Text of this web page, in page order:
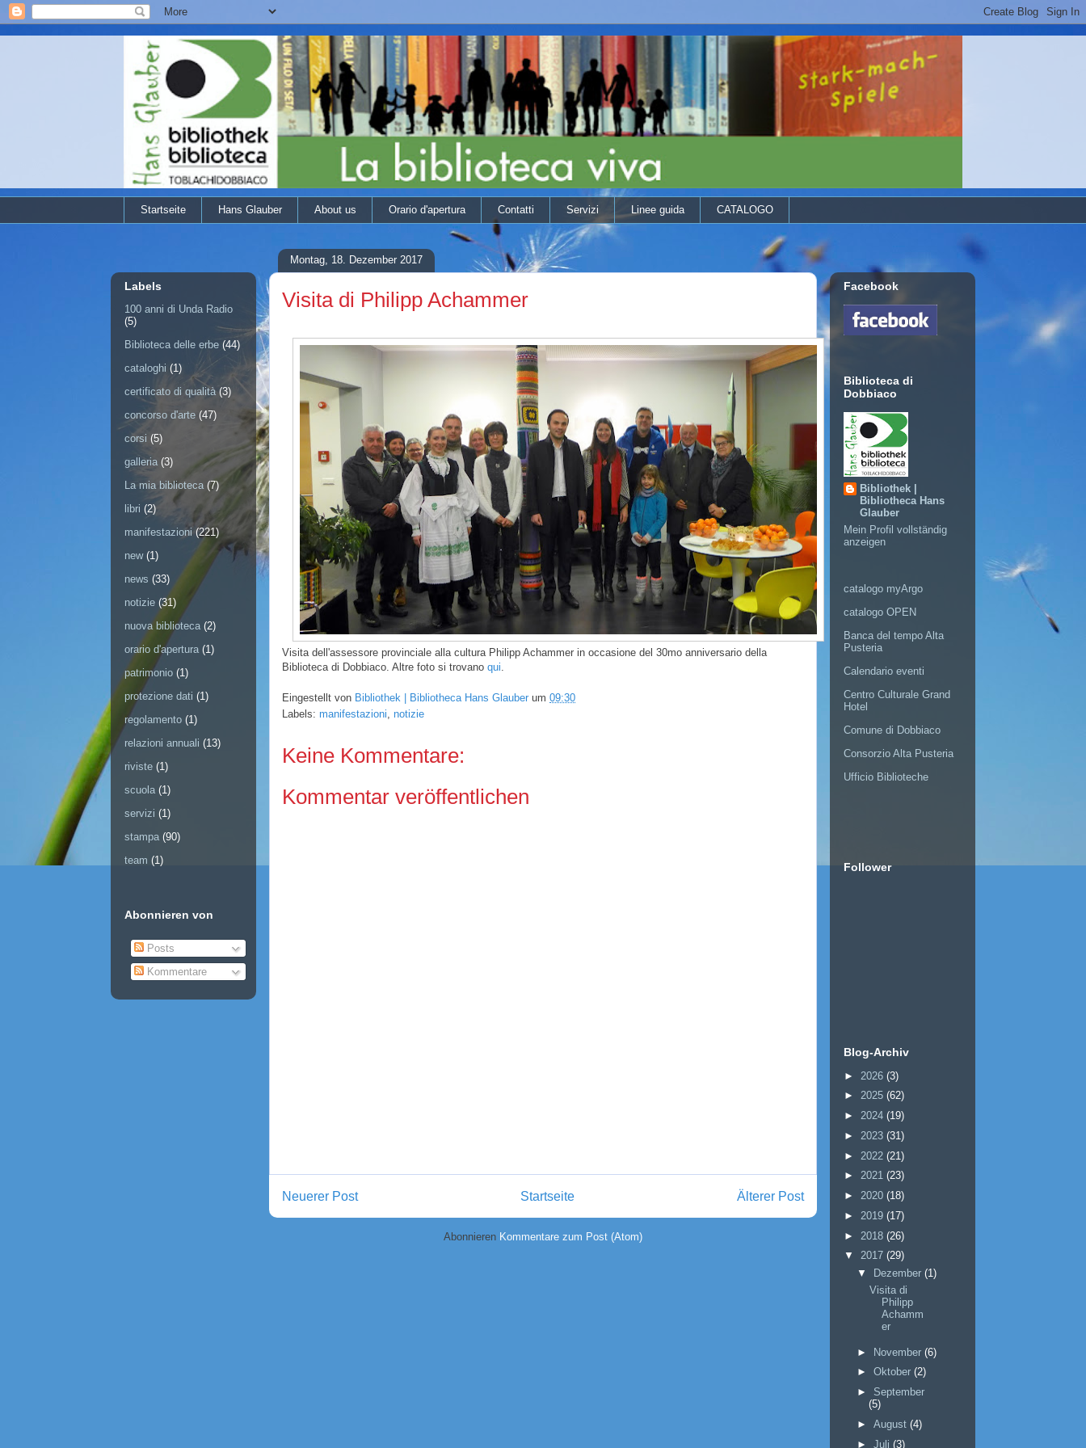
Startseite Hans Glauber About us Orario d'apertura Contatti Servizi Linee guida CATALOGO
Montag, 18. Dezember 2017
Visita di Philipp Achammer
Visita dell'assessore provinciale alla cultura Philipp Achammer in occasione del 30mo anniversario della
Biblioteca di Dobbiaco. Altre foto si trovano qui
Eingestellt von Bibliothek | Bibliotheca Hans Glauber um 09:30
Labels: manifestazioni, notizie
Keine Kommentare:
Kommentar veröffentlichen
Neuerer Post Älterer Post
Startseite
Abonnieren Kommentare zum Post (Atom)
Labels
100 anni di Unda Radio
(5)
Biblioteca delle erbe (44)
cataloghi (1)
certificato di qualità (3)
concorso d'arte (47)
corsi (5)
galleria (3)
La mia biblioteca (7)
libri (2)
manifestazioni (221)
new (1)
news (33)
notizie (31)
nuova biblioteca (2)
orario d'apertura (1)
patrimonio (1)
protezione dati (1)
regolamento (1)
relazioni annuali (13)
riviste (1)
scuola (1)
servizi (1)
stampa (90)
team (1)
Abonnieren von
Posts
Kommentare
Facebook
Biblioteca di
Dobbiaco
Bibliothek |
Bibliotheca Hans
Glauber
Mein Profil vollständig
anzeigen
catalogo myArgo
catalogo OPEN
Banca del tempo Alta
Pusteria
Calendario eventi
Centro Culturale Grand
Hotel
Comune di Dobbiaco
Consorzio Alta Pusteria
Ufficio Biblioteche
Follower
Blog-Archiv
► 2026 (3)
► 2025 (62)
► 2024 (19)
► 2023 (31)
► 2022 (21)
► 2021 (23)
► 2020 (18)
► 2019 (17)
► 2018 (26)
▼ 2017 (29)
▼
Dezember (1)
Visita di
Philipp
Achamm
er
► November (6)
► Oktober (2)
► September
(5)
► August (4)
► Juli (3)